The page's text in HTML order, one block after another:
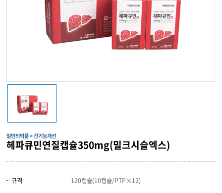
일반의약품 > 간기능개선
헤파큐민연질캡슐350mg(밀크시슬엑스)
규격
120캡슐(10캡슐/PTP×12)